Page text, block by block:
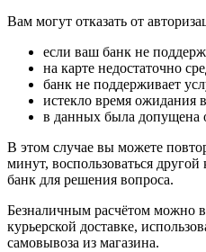
Вам могут отказать от
если ваш банк не
на карте недостаточно
банк не поддерживает
истекло время ожидания
в данных была допущена
В этом случае вы можете
минут, воспользоваться
банк для решения вопроса.
Безналичным расчётом можно
курьерской доставке,
самовывоза из магазина.